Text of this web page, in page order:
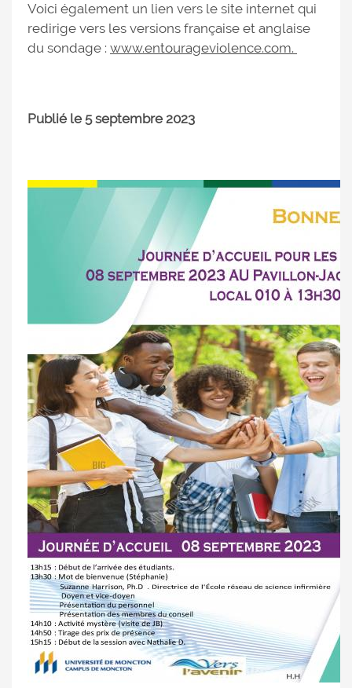
Voici également un lien vers le site internet qui
redirige vers les versions française et anglaise
du sondage : www.entourageviolence.com.
Publié le 5 septembre 2023